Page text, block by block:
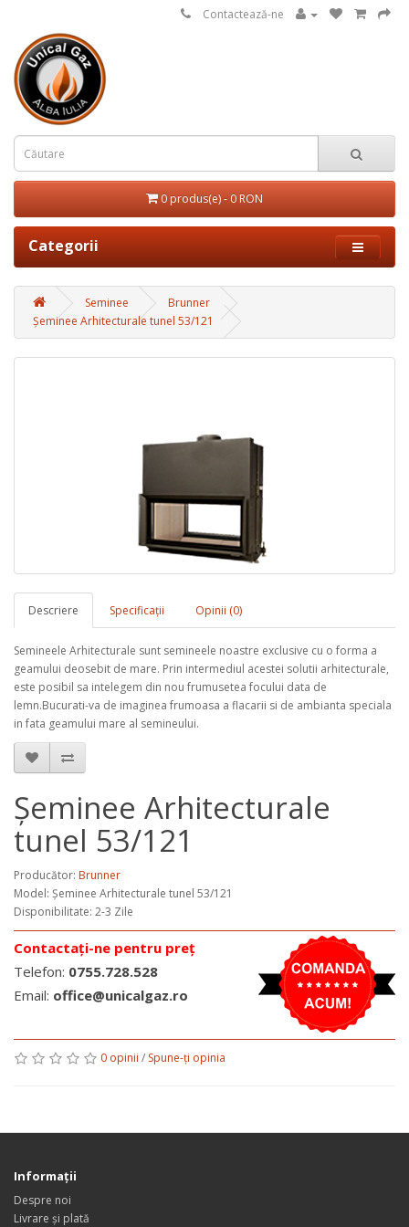
Contactează-ne
0 produs(e) - 0 RON
Categorii
Seminee
Brunner
Șeminee Arhitecturale tunel 53/121
Descriere Specificaţii Opinii (0)
Semineele Arhitecturale sunt semineele noastre exclusive cu o forma a
geamului deosebit de mare. Prin intermediul acestei solutii arhitecturale,
este posibil sa intelegem din nou frumusetea focului data de
lemn.Bucurati-va de imaginea frumoasa a flacarii si de ambianta speciala
in fata geamului mare al semineului.
Șeminee Arhitecturale
tunel 53/121
Producător: Brunner
Model: Șeminee Arhitecturale tunel 53/121
Disponibilitate: 2-3 Zile
Contactați-ne pentru preț
Telefon: 0755.728.528
Email: office@unicalgaz.ro
0 opinii / Spune-ţi opinia
Informaţii
Despre noi
Livrare și plată